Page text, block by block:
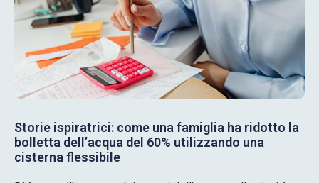
Storie ispiratrici: come una famiglia ha ridotto la
bolletta dell’acqua del 60% utilizzando una
cisterna flessibile